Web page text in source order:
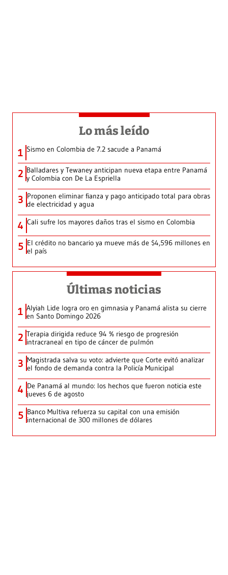
Lo más leído
1 Sismo en Colombia de 7.2 sacude a Panamá
2 Balladares y Tewaney anticipan nueva etapa entre Panamá
y Colombia con De La Espriella
3 Proponen eliminar fianza y pago anticipado total para obras
de electricidad y agua
4 Cali sufre los mayores daños tras el sismo en Colombia
5 El crédito no bancario ya mueve más de $4,596 millones en
el país
Últimas noticias
1 Alyiah Lide logra oro en gimnasia y Panamá alista su cierre
en Santo Domingo 2026
2 Terapia dirigida reduce 94 % riesgo de progresión
intracraneal en tipo de cáncer de pulmón
3 Magistrada salva su voto: advierte que Corte evitó analizar
el fondo de demanda contra la Policía Municipal
4 De Panamá al mundo: los hechos que fueron noticia este
jueves 6 de agosto
5 Banco Multiva refuerza su capital con una emisión
internacional de 300 millones de dólares